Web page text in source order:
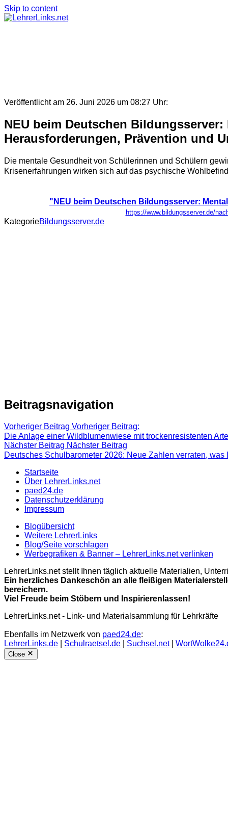
Skip to content
Veröffentlicht am 26. Juni 2026 um 08:27 Uhr:
NEU beim Deutschen
Herausforderungen, Prävention und
Die mentale Gesundheit von Schülerinnen und Schülern
Krisenerfahrungen wirken sich auf das psychische
"NEU beim Deutschen Bildungsserver:
https://www.bildungsserver.de/
KategorieBildungsserver.de
Beitragsnavigation
Vorheriger Beitrag Vorheriger Beitrag:
Die Anlage einer Wildblumenwiese mit trockenresistenten
Nächster Beitrag Nächster Beitrag
Deutsches Schulbarometer 2026: Neue Zahlen verraten,
Startseite
Über LehrerLinks.net
paed24.de
Datenschutzerklärung
Impressum
Blogübersicht
Weitere LehrerLinks
Blog/Seite vorschlagen
Werbegrafiken & Banner – LehrerLinks.net verlinken
LehrerLinks.net stellt Ihnen täglich aktuelle Materialien,
Ein herzliches Dankeschön an alle fleißigen
bereichern.
Viel Freude beim Stöbern und Inspirierenlassen!
LehrerLinks.net - Link- und Materialsammlung für Lehrkräfte
Ebenfalls im Netzwerk von paed24.de:
LehrerLinks.de
Schulraetsel.de Suchsel.net|
Close